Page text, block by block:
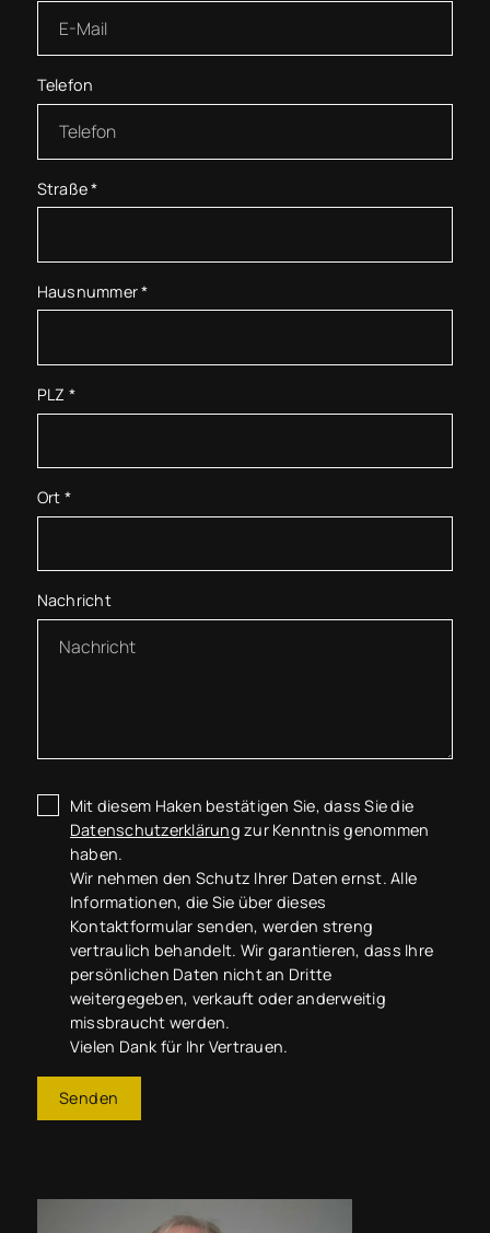
Telefon
Straße*
Hausnummer*
PLZ *
Ort *
Nachricht
Mit diesem Haken bestätigen Sie, dass Sie die
Datenschutzerklärung zur Kenntnis genommen
haben.
Wir nehmen den Schutz Ihrer Daten ernst. Alle
Informationen, die Sie über dieses
Kontaktformular senden, werden streng
vertraulich behandelt. Wir garantieren, dass Ihre
persönlichen Daten nicht an Dritte
weitergegeben, verkauft oder anderweitig
missbraucht werden.
Vielen Dank für Ihr Vertrauen.
Senden